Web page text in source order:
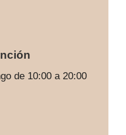
de 10:00 a 20:00